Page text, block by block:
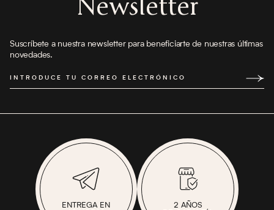
Suscríbete a nuestra newsletter para beneficiarte de nuestras últimas
novedades.
INTRODUCE TU CORREO ELECTRÓNICO
ENTREGA EN
2 AÑOS